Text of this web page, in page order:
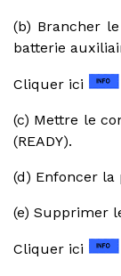
(b) Brancher
batterie
Cliquer ici
(c) Mettre le
(READY).
(d) Enfoncer la
(e) Supprimer
Cliquer ici